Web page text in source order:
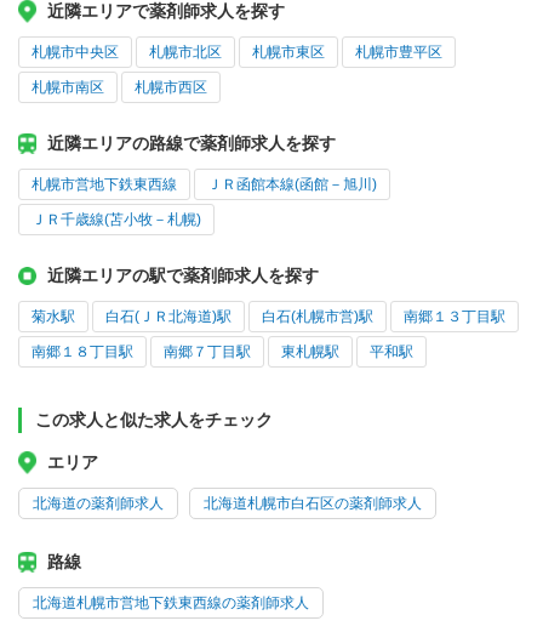
近隣エリアで薬剤師求人を探す
札幌市中央区 札幌市北区 札幌市東区 札幌市豊平区
札幌市南区 札幌市西区
近隣エリアの路線で薬剤師求人を探す
札幌市営地下鉄東西線 ＪＲ函館本線(函館－旭川)
ＪＲ千歳線(苫小牧－札幌)
近隣エリアの駅で薬剤師求人を探す
菊水駅 白石(ＪＲ北海道)駅 白石(札幌市営)駅 南郷１３丁目駅
南郷１８丁目駅 南郷７丁目駅 東札幌駅 平和駅
この求人と似た求人をチェック
エリア
北海道の薬剤師求人 北海道札幌市白石区の薬剤師求人
路線
北海道札幌市営地下鉄東西線の薬剤師求人